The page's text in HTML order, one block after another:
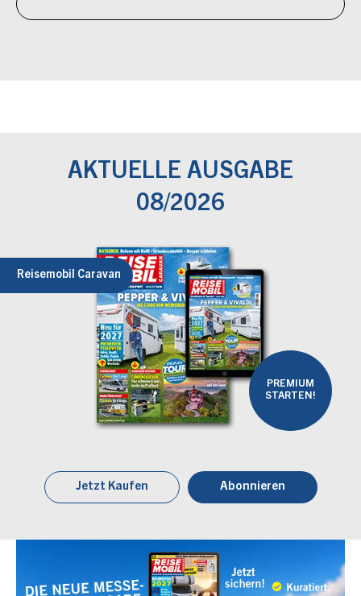
AKTUELLE AUSGABE
08/2026
Reisemobil Caravan
PREMIUM
STARTEN!
Jetzt Kaufen Abonnieren